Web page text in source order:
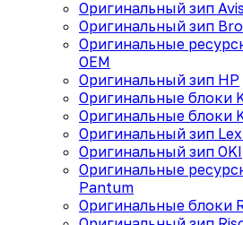
Оригинальный зип
Оригинальный зип
Оригинальные
OEM
Оригинальный зип HP
Оригинальные блоки
Оригинальные блоки
Оригинальный зип
Оригинальный зип OKI
Оригинальные
Pantum
Оригинальные блоки